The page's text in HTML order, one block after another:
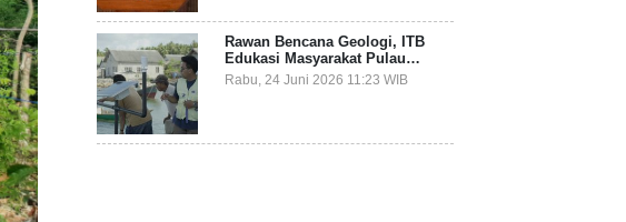
Rawan Bencana Geologi, ITB
Edukasi Masyarakat Pulau
Terluar Kepulauan Selayar
Terkait Mitigasi Berbasis
Rabu, 24 Juni 2026 11:23 WIB